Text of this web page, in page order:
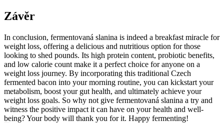
Závěr
In conclusion, fermentovaná slanina is indeed a breakfast miracle for
weight loss, offering a delicious and nutritious option for those
looking to shed pounds. Its high protein content, probiotic benefits,
and low calorie count make it a perfect choice for anyone on a
weight loss journey. By incorporating this traditional Czech
fermented bacon into your morning routine, you can kickstart your
metabolism, boost your gut health, and ultimately achieve your
weight loss goals. So why not give fermentovaná slanina a try and
witness the positive impact it can have on your health and well-
being? Your body will thank you for it. Happy fermenting!